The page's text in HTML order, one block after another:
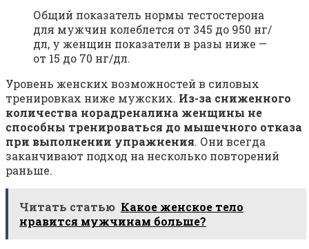
Общий показатель нормы тестостерона
для мужчин колеблется от 345 до 950 нг/
дл, у женщин показатели в разы ниже —
от 15 до 70 нг/дл.
Уровень женских возможностей в силовых
тренировках ниже мужских. Из-за сниженного
количества норадреналина женщины не
способны тренироваться до мышечного отказа
при выполнении упражнения. Они всегда
заканчивают подход на несколько повторений
раньше.
Читать статью Какое женское тело
нравится мужчинам больше?